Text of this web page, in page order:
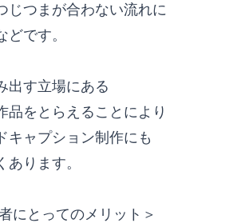
じつまが合わない流れに
です。
出す立場にある
品をとらえることにより
キャプション制作にも
ります。
にとってのメリット＞